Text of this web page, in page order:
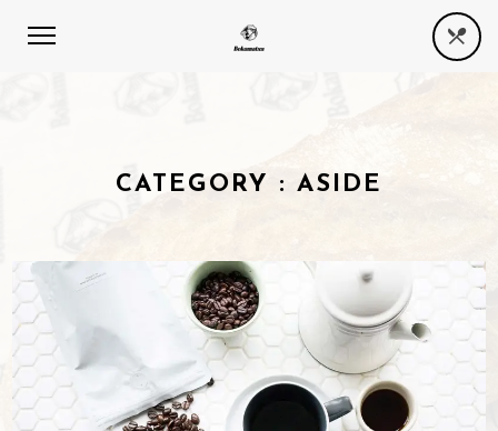
CATEGORY : ASIDE